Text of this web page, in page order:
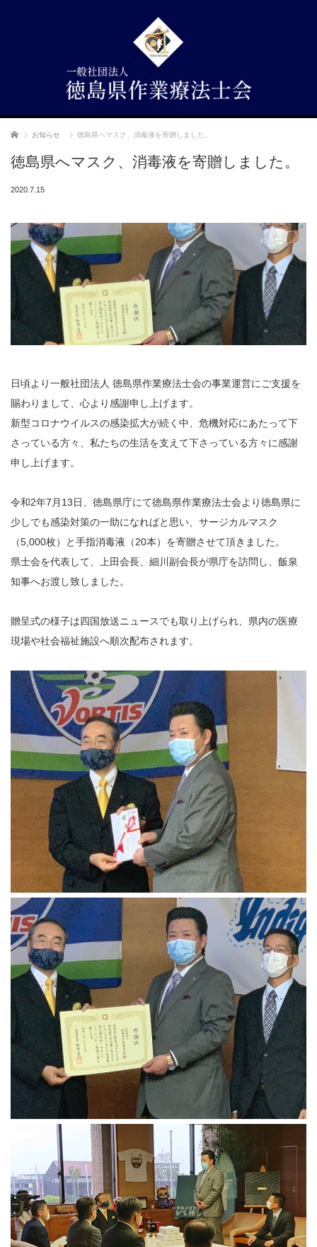
ホーム お知らせ 徳島県へマスク、消毒液を寄贈しました。
徳島県へマスク、消毒液を寄贈しました。
2020.7.15
日頃より一般社団法人 徳島県作業療法士会の事業運営にご支援を
賜わりまして、心より感謝申し上げます。
新型コロナウイルスの感染拡大が続く中、危機対応にあたって下
さっている方々、私たちの生活を支えて下さっている方々に感謝
申し上げます。
令和2年7月13日、徳島県庁にて徳島県作業療法士会より徳島県に
少しでも感染対策の一助になればと思い、サージカルマスク
（5,000枚）と手指消毒液（20本）を寄贈させて頂きました。
県士会を代表して、上田会長、細川副会長が県庁を訪問し、飯泉
知事へお渡し致しました。
贈呈式の様子は四国放送ニュースでも取り上げられ、県内の医療
現場や社会福祉施設へ順次配布されます。